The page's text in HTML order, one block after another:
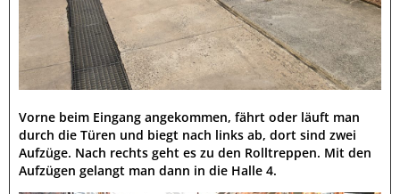
Vorne beim Eingang angekommen, fährt oder läuft man
durch die Türen und biegt nach links ab, dort sind zwei
Aufzüge. Nach rechts geht es zu den Rolltreppen. Mit den
Aufzügen gelangt man dann in die Halle 4.